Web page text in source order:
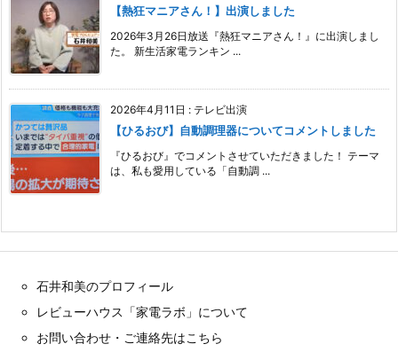
【熱狂マニアさん！】出演しました
2026年3月26日放送『熱狂マニアさん！』に出演しまし
た。 新生活家電ランキン ...
2026年4月11日 : テレビ出演
【ひるおび】自動調理器についてコメントしました
『ひるおび』でコメントさせていただきました！ テーマ
は、私も愛用している「自動調 ...
石井和美のプロフィール
レビューハウス「家電ラボ」について
お問い合わせ・ご連絡先はこちら